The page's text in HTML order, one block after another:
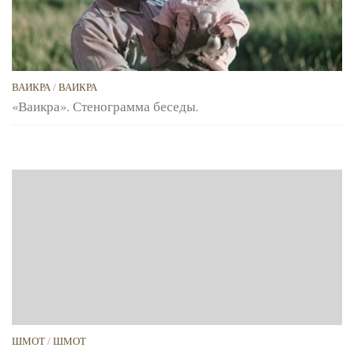
ВАИКРА/ВАИКРА
«Ваикра». Стенограмма беседы.
ШМОТ/ШМОТ